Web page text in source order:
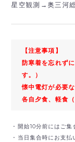
星空観測→奥三河
【注意事項】
防寒着を忘れず
す。）
懐中電灯が必要
各自夕食、軽食
・開始10分前にはご集
・当日集合時にお支